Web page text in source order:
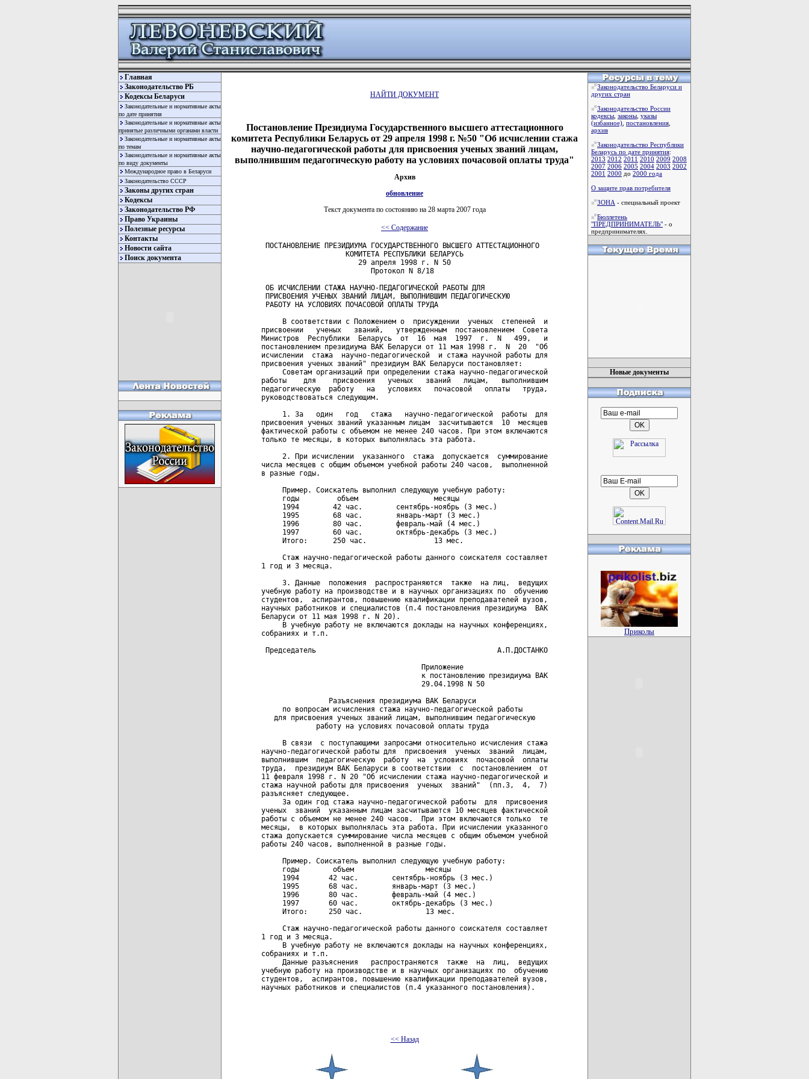
Главная
Законодательство РБ
Кодексы Беларуси
Законодательные и нормативные акты
по дате принятия
Законодательные и нормативные акты
принятые различными органами власти
Законодательные и нормативные акты
по темам
Законодательные и нормативные акты
по виду документы
Международное право в Беларуси
Законодательство СССР
Законы других стран
Кодексы
Законодательство РФ
Право Украины
Полезные ресурсы
Контакты
Новости сайта
Поиск документа
НАЙТИ ДОКУМЕНТ
Постановление Президиума Государственного высшего аттестационного
комитета Республики Беларусь от 29 апреля 1998 г. №50 "Об исчислении стажа
научно-педагогической работы для присвоения ученых званий лицам,
выполнившим педагогическую работу на условиях почасовой оплаты труда"
Архив
обновление
Текст документа по состоянию на 28 марта 2007 года
<< Содержание
ПОСТАНОВЛЕНИЕ ПРЕЗИДИУМА ГОСУДАРСТВЕННОГО ВЫСШЕГО АТТЕСТАЦИОННОГО
                    КОМИТЕТА РЕСПУБЛИКИ БЕЛАРУСЬ
                       29 апреля 1998 г. N 50
                          Протокол N 8/18
ОБ ИСЧИСЛЕНИИ СТАЖА НАУЧНО-ПЕДАГОГИЧЕСКОЙ РАБОТЫ ДЛЯ
ПРИСВОЕНИЯ УЧЕНЫХ ЗВАНИЙ ЛИЦАМ, ВЫПОЛНИВШИМ ПЕДАГОГИЧЕСКУЮ
РАБОТУ НА УСЛОВИЯХ ПОЧАСОВОЙ ОПЛАТЫ ТРУДА
     В соответствии с Положением о  присуждении  ученых  степеней  и
присвоении   ученых   званий,   утвержденным  постановлением  Совета
Министров  Республики  Беларусь  от  16  мая  1997  г.  N   499,   и
постановлением президиума ВАК Беларуси от 11 мая 1998 г.  N  20  "Об
исчислении  стажа  научно-педагогической  и стажа научной работы для
присвоения ученых званий" президиум ВАК Беларуси постановляет:
     Советам организаций при определении стажа научно-педагогической
работы    для    присвоения   ученых   званий   лицам,   выполнившим
педагогическую  работу   на   условиях   почасовой   оплаты   труда,
руководствоваться следующим.
     1. За   один   год   стажа   научно-педагогической  работы  для
присвоения ученых званий указанным лицам  засчитываются  10  месяцев
фактической работы с объемом не менее 240 часов. При этом включаются
только те месяцы, в которых выполнялась эта работа.
     2. При исчислении  указанного  стажа  допускается  суммирование
числа месяцев с общим объемом учебной работы 240 часов,  выполненной
в разные годы.
     Пример. Соискатель выполнил следующую учебную работу:
     годы         объем                  месяцы
     1994        42 час.        сентябрь-ноябрь (3 мес.)
     1995        68 час.        январь-март (3 мес.)
     1996        80 час.        февраль-май (4 мес.)
     1997        60 час.        октябрь-декабрь (3 мес.)
     Итого:      250 час.                13 мес.
     Стаж научно-педагогической работы данного соискателя составляет
1 год и 3 месяца.
     3. Данные  положения  распространяются  также  на лиц,  ведущих
учебную работу на производстве и в научных организациях по  обучению
студентов,  аспирантов, повышению квалификации преподавателей вузов,
научных работников и специалистов (п.4 постановления президиума  ВАК
Беларуси от 11 мая 1998 г. N 20).
     В учебную работу не включаются доклады на научных конференциях,
собраниях и т.п.
Председатель                                           А.П.ДОСТАНКО
                                      Приложение
                                      к постановлению президиума ВАК
                                      29.04.1998 N 50
                Разъяснения президиума ВАК Беларуси
     по вопросам исчисления стажа научно-педагогической работы
   для присвоения ученых званий лицам, выполнившим педагогическую
             работу на условиях почасовой оплаты труда
     В связи  с поступающими запросами относительно исчисления стажа
научно-педагогической работы для  присвоения  ученых  званий  лицам,
выполнившим  педагогическую  работу  на  условиях  почасовой  оплаты
труда,  президиум ВАК Беларуси в соответствии  с  постановлением  от
11 февраля 1998 г. N 20 "Об исчислении стажа научно-педагогической и
стажа научной работы для присвоения  ученых  званий"  (пп.3,  4,  7)
разъясняет следующее.
     За один год стажа научно-педагогической работы  для  присвоения
ученых  званий  указанным лицам засчитываются 10 месяцев фактической
работы с объемом не менее 240 часов.  При этом включаются только  те
месяцы,  в которых выполнялась эта работа. При исчислении указанного
стажа допускается суммирование числа месяцев с общим объемом учебной
работы 240 часов, выполненной в разные годы.
     Пример. Соискатель выполнил следующую учебную работу:
     годы        объем                 месяцы
     1994       42 час.        сентябрь-ноябрь (3 мес.)
     1995       68 час.        январь-март (3 мес.)
     1996       80 час.        февраль-май (4 мес.)
     1997       60 час.        октябрь-декабрь (3 мес.)
     Итого:     250 час.               13 мес.
     Стаж научно-педагогической работы данного соискателя составляет
1 год и 3 месяца.
     В учебную работу не включаются доклады на научных конференциях,
собраниях и т.п.
     Данные разъяснения   распространяются  также  на  лиц,  ведущих
учебную работу на производстве и в научных организациях по  обучению
студентов,  аспирантов, повышению квалификации преподавателей вузов,
научных работников и специалистов (п.4 указанного постановления).
<< Назад
Законодательство Беларуси и
других стран
Законодательство России
кодексы законы указы
(избанное) постановления
архив
Законодательство Республики
Беларусь по дате принятия:
2013 2012 2011 2010 2009 2008
2007 2006 2005 2004 2003 2002
2001 2000 до 2000 года
О защите прав потребителя
ЗОНА - специальный проект
Бюллетень
"ПРЕДПРИНИМАТЕЛЬ" - о
предпринимателях.
Новые документы
Приколы